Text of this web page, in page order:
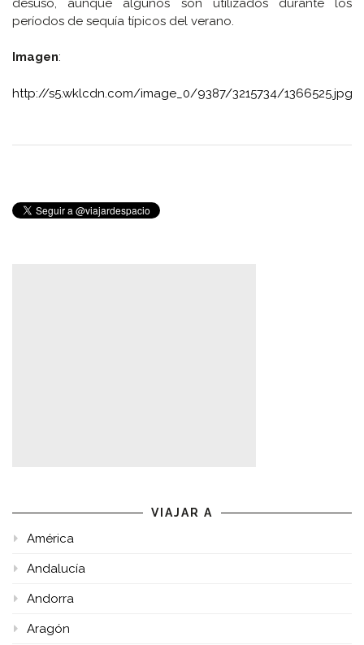
períodos de sequía típicos del verano.
Imagen:
http://s5.wklcdn.com/image_0/9387/3215734/1366525.jpg
VIAJAR A
América
Andalucía
Andorra
Aragón